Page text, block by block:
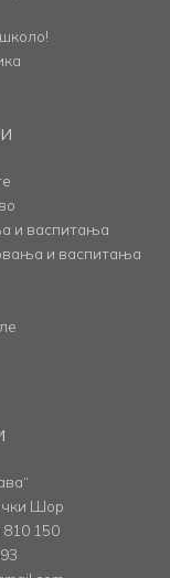
и васпитања
и васпитања
Шор
150